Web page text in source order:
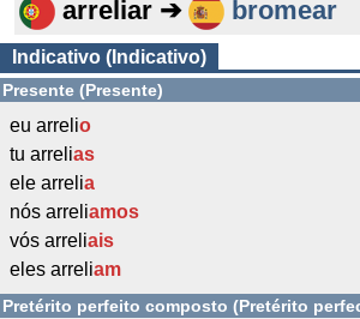
arreliar ➔ bromear
Indicativo (Indicativo)
Presente (Presente)
eu arrelio
tu arrelias
ele arrelia
nós arreliamos
vós arreliais
eles arreliam
Pretérito perfeito composto (Pretérito